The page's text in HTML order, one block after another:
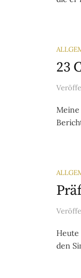
23
Meine
Heute
den